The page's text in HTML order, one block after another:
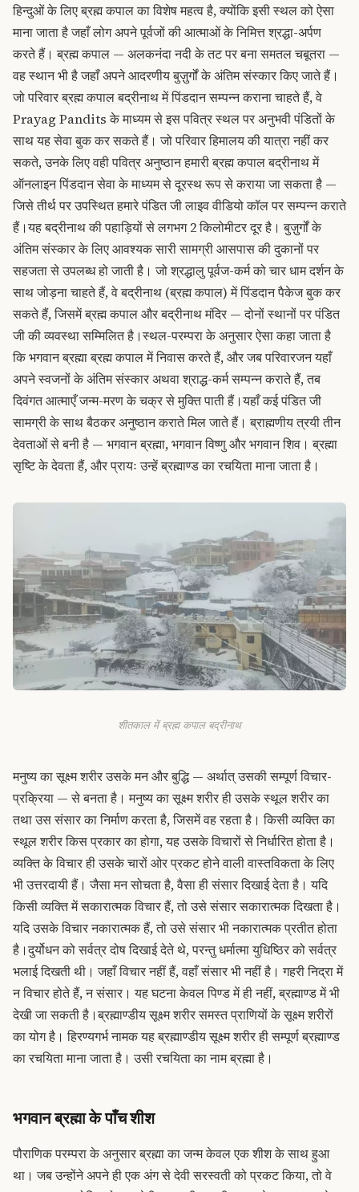
हिन्दुओं के लिए ब्रह्म कपाल का विशेष महत्व है, क्योंकि इसी स्थल को ऐसा
माना जाता है जहाँ लोग अपने पूर्वजों की आत्माओं के निमित्त श्रद्धा-अर्पण
करते हैं। ब्रह्म कपाल — अलकनंदा नदी के तट पर बना समतल चबूतरा —
वह स्थान भी है जहाँ अपने आदरणीय बुज़ुर्गों के अंतिम संस्कार किए जाते हैं।
जो परिवारब्रह्म कपाल बद्रीनाथ में पिंडदानसम्पन्न कराना चाहते हैं, वे
Prayag Pandits के माध्यम से इस पवित्र स्थल पर अनुभवी पंडितों के
साथ यह सेवा बुक कर सकते हैं। जो परिवार हिमालय की यात्रा नहीं कर
सकते, उनके लिए वही पवित्र अनुष्ठान हमारीब्रह्म कपाल बद्रीनाथ में
ऑनलाइन पिंडदानसेवा के माध्यम से दूरस्थ रूप से कराया जा सकता है —
जिसे तीर्थ पर उपस्थित हमारे पंडित जी लाइव वीडियो कॉल पर सम्पन्न कराते
हैं।यह बद्रीनाथ की पहाड़ियों से लगभग 2 किलोमीटर दूर है। बुज़ुर्गों के
अंतिम संस्कार के लिए आवश्यक सारी सामग्री आसपास की दुकानों पर
सहजता से उपलब्ध हो जाती है। जो श्रद्धालु पूर्वज-कर्म को चार धाम दर्शन के
साथ जोड़ना चाहते हैं, वेबद्रीनाथ (ब्रह्म कपाल) में पिंडदानपैकेज बुक कर
सकते हैं, जिसमें ब्रह्म कपाल और बद्रीनाथ मंदिर — दोनों स्थानों पर पंडित
जी की व्यवस्था सम्मिलित है।स्थल-परम्परा के अनुसार ऐसा कहा जाता है
कि भगवान ब्रह्मा ब्रह्म कपाल में निवास करते हैं, और जब परिवारजन यहाँ
अपने स्वजनों के अंतिम संस्कार अथवा श्राद्ध-कर्म सम्पन्न कराते हैं, तब
दिवंगत आत्माएँ जन्म-मरण के चक्र से मुक्ति पाती हैं।यहाँ कई पंडित जी
सामग्री के साथ बैठकर अनुष्ठान कराते मिल जाते हैं।ब्राह्मणीय त्रयीतीन
देवताओं से बनी है — भगवान ब्रह्मा, भगवान विष्णु और भगवान शिव। ब्रह्मा
सृष्टि के देवता हैं, और प्रायः उन्हें ब्रह्माण्ड का रचयिता माना जाता है।
शीतकाल में ब्रह्म कपाल बद्रीनाथ
मनुष्य का सूक्ष्म शरीर उसके मन और बुद्धि — अर्थात् उसकी सम्पूर्ण विचार-
प्रक्रिया — से बनता है। मनुष्य का सूक्ष्म शरीर ही उसके स्थूल शरीर का
तथा उस संसार का निर्माण करता है, जिसमें वह रहता है। किसी व्यक्ति का
स्थूल शरीर किस प्रकार का होगा, यह उसके विचारों से निर्धारित होता है।
व्यक्ति के विचार ही उसके चारों ओर प्रकट होने वाली वास्तविकता के लिए
भी उत्तरदायी हैं। जैसा मन सोचता है, वैसा ही संसार दिखाई देता है। यदि
किसी व्यक्ति में सकारात्मक विचार हैं, तो उसे संसार सकारात्मक दिखता है।
यदि उसके विचार नकारात्मक हैं, तो उसे संसार भी नकारात्मक प्रतीत होता
है।दुर्योधन को सर्वत्र दोष दिखाई देते थे, परन्तु धर्मात्मा युधिष्ठिर को सर्वत्र
भलाई दिखती थी। जहाँ विचार नहीं हैं, वहाँ संसार भी नहीं है। गहरी निद्रा में
न विचार होते हैं, न संसार। यह घटना केवल पिण्ड में ही नहीं, ब्रह्माण्ड में भी
देखी जा सकती है।ब्रह्माण्डीय सूक्ष्म शरीर समस्त प्राणियों के सूक्ष्म शरीरों
का योग है। हिरण्यगर्भ नामक यह ब्रह्माण्डीय सूक्ष्म शरीर ही सम्पूर्ण ब्रह्माण्ड
का रचयिता माना जाता है। उसी रचयिता का नाम ब्रह्मा है।
भगवान ब्रह्मा के पाँच शीश
पौराणिक परम्परा के अनुसार ब्रह्मा का जन्म केवल एक शीश के साथ हुआ
था। जब उन्होंने अपने ही एक अंग से देवी सरस्वती को प्रकट किया, तो वे